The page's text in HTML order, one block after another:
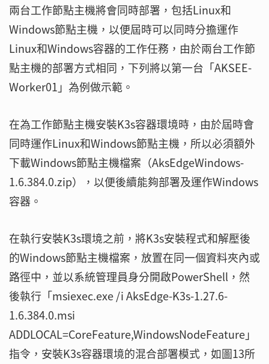
兩台工作節點主機將會同時部署，包括Linux和
Windows節點主機，以便屆時可以同時分擔運作
Linux和Windows容器的工作任務，由於兩台工作節
點主機的部署方式相同，下列將以第一台「AKSEE-
Worker01」為例做示範。
在為工作節點主機安裝K3s容器環境時，由於屆時會
同時運作Linux和Windows節點主機，所以必須額外
下載Windows節點主機檔案（AksEdgeWindows-
1.6.384.0.zip），以便後續能夠部署及運作Windows
容器。
在執行安裝K3s環境之前，將K3s安裝程式和解壓後
的Windows節點主機檔案，放置在同一個資料夾內或
路徑中，並以系統管理員身分開啟PowerShell，然
後執行「msiexec.exe /i AksEdge-K3s-1.27.6-
1.6.384.0.msi
ADDLOCAL=CoreFeature,WindowsNodeFeature」
指令，安裝K3s容器環境的混合部署模式，如圖13所